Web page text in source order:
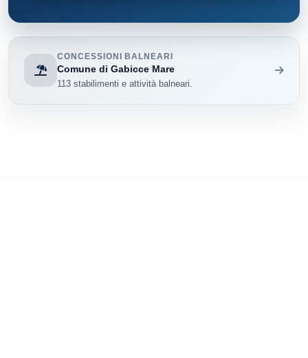
Comune di Gabicce Mare
113 stabilimenti e attività balneari.